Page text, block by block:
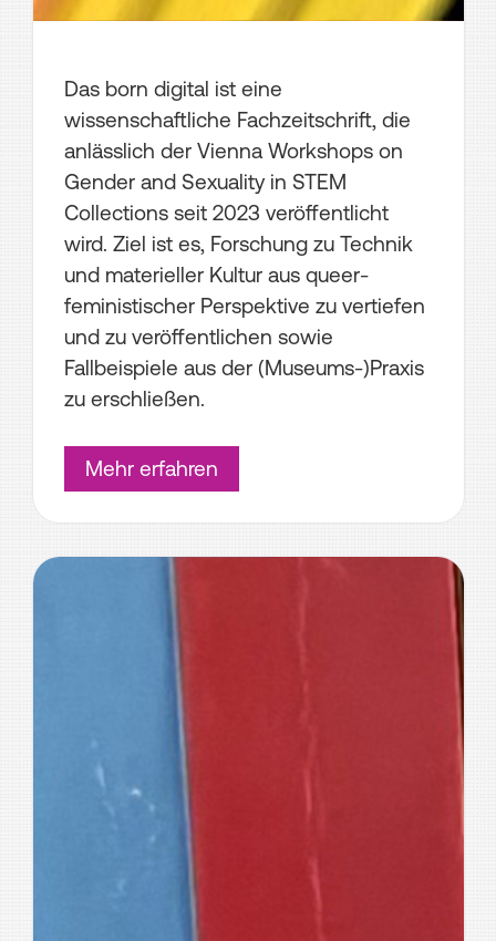
Das born digital ist eine
wissenschaftliche Fachzeitschrift, die
anlässlich der Vienna Workshops on
Gender and Sexuality in STEM
Collections seit 2023 veröffentlicht
wird. Ziel ist es, Forschung zu Technik
und materieller Kultur aus queer-
feministischer Perspektive zu vertiefen
und zu veröffentlichen sowie
Fallbeispiele aus der (Museums-)Praxis
zu erschließen.
Mehr erfahren